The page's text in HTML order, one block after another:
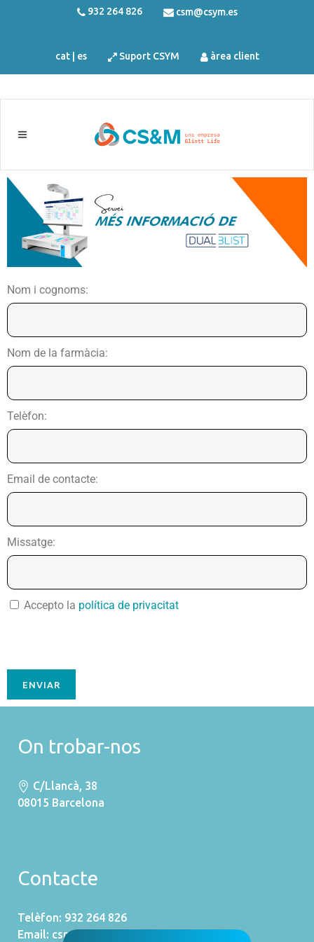
932 264 826 csm@csym.es
cat| es Suport CSYM àrea client
Nom i cognoms:
Nom de la farmàcia:
Telèfon:
Email de contacte:
Missatge:
Accepto la política de privacitat
On trobar-nos
C/Llancà, 38
08015 Barcelona
Contacte
Telèfon: 932 264 826
Email: csm@csym.es